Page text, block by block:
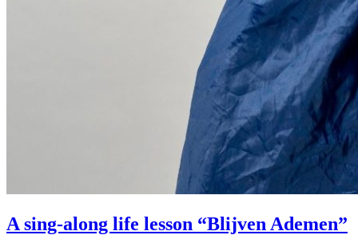
A sing-along life lesson “Blijven Ademen”